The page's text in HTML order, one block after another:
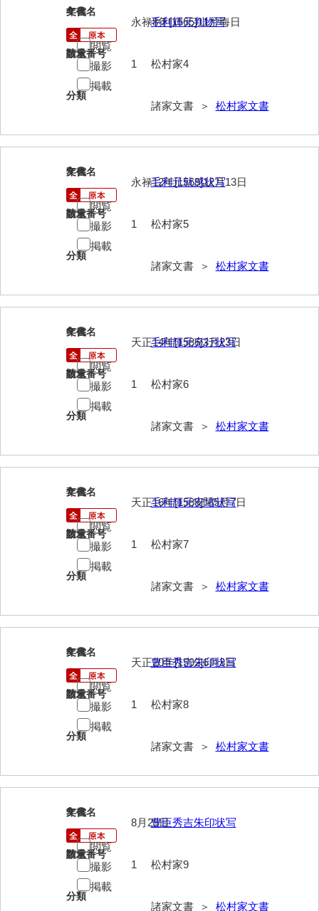
内海家文書
宇野家文書
馬屋原家文書
浦家文書
惠本家文書
恵良宏収集文書
相木家文書
大谷家文書
大中家文書
大中家文書（神奈川県）
大野毛利家文書
大村益次郎文書
岡家文書（周南市）
岡田家文書（徳地町）
岡田家文書（萩市）
岡田学収集史料
岡本家文書（周防大島町）
小川家文書
小川五郎収集史料
尾崎家文書
小沢太郎文書
小田家文書（山口市吉敷）
小田家文書（柳井市金屋）
小田家文書（柳井市和田）
4
文書名
毛利輝元判物写
請求番号
松村家4
分類
諸家文書 ＞ 松村家文書
年代
永禄8年[1565]11月晦日
数量
1
閲覧
撮影
掲載
5
文書名
毛利元就感状写
請求番号
松村家5
分類
諸家文書 ＞ 松村家文書
年代
永禄12年[1569]12月13日
数量
1
閲覧
撮影
掲載
6
文書名
毛利輝元充行状写
請求番号
松村家6
分類
諸家文書 ＞ 松村家文書
年代
天正14年[1586]3月23日
数量
1
閲覧
撮影
掲載
7
文書名
毛利輝元安堵状写
請求番号
松村家7
分類
諸家文書 ＞ 松村家文書
年代
天正16年[1588]閏5月7日
数量
1
閲覧
撮影
掲載
8
文書名
豊臣秀吉朱印状写
請求番号
松村家8
分類
諸家文書 ＞ 松村家文書
年代
天正20年[1592]6月3日
数量
1
閲覧
撮影
掲載
9
文書名
豊臣秀吉朱印状写
請求番号
松村家9
分類
諸家文書 ＞ 松村家文書
年代
8月29日
数量
1
閲覧
撮影
掲載